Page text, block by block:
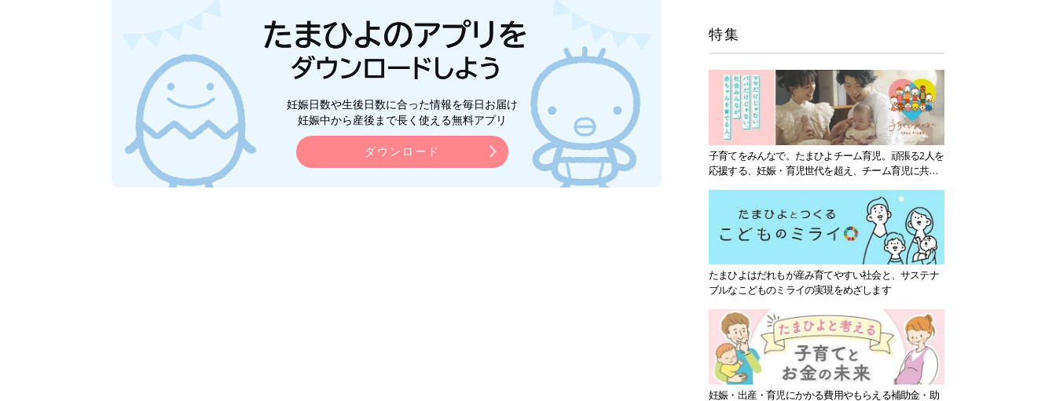
妊娠日数や生後日数に合った情報を毎日お届け
妊娠中から産後まで長く使える無料アプリ
ダウンロード
特集
子育てをみんなで。たまひよチーム育児。頑張る2人を
応援する、妊娠・育児世代を超え、チーム育児に共感
たまひよはだれもが産み育てやすい社会と、サステナ
ブルなこどものミライの実現をめざします
妊娠・出産・育児にかかる費用やもらえる補助金・助